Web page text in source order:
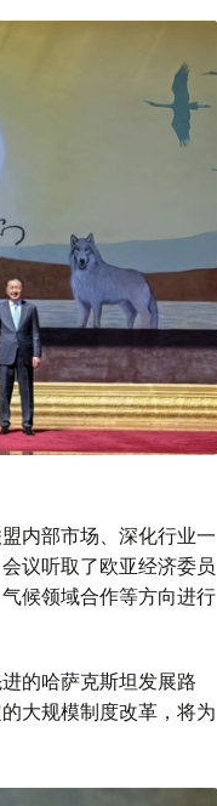
内部市场、深化行业一
议听取了欧亚经济委员
候领域合作等方向进行
的哈萨克斯坦发展路
大规模制度改革，将为